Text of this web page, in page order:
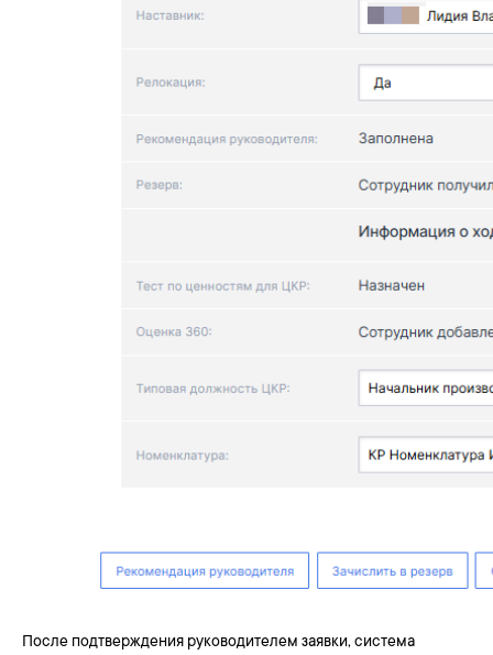
После подтверждения руководителем заявки, система